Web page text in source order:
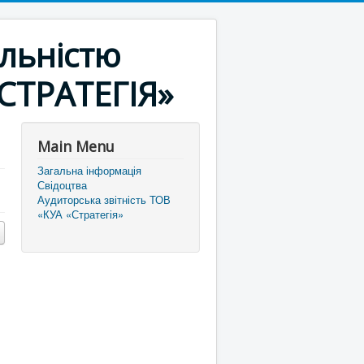
Main Menu
Загальна інформація
Свідоцтва
Аудиторська звітність ТОВ
«КУА «Стратегія»